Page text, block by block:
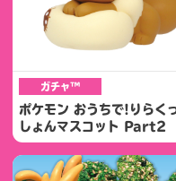
ガチャ™
ポケモン おうちで!りらく
しょんマスコット Part2